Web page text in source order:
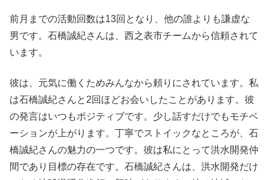
前月までの活動回数は13回となり、他の誰よりも謙虚な
男です。石橋誠紀さんは、西之表市チームから信頼されて
います。
彼は、元気に働くためみんなから頼りにされています。私
は石橋誠紀さんと2回ほどお会いしたことがあります。彼
の発言はいつもポジティブです。少し話すだけでもモチベ
ーションが上がります。丁寧でストイックなところが、石
橋誠紀さんの魅力の一つです。彼は私にとって洪水開発仲
間であり目標の存在です。石橋誠紀さんは、洪水開発だけ